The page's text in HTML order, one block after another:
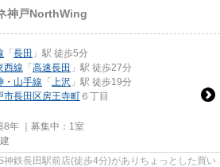
神戸NorthWing
「 長田 」駅 徒歩5分
西線 「 高速長田 」駅 徒歩27分
・山手線 「 上沢 」駅 徒歩19分
市長田区房王寺町 ６丁目
年 ｜募集中： 1室
鉄長田駅前店(徒歩4分)がありちょっとした買い